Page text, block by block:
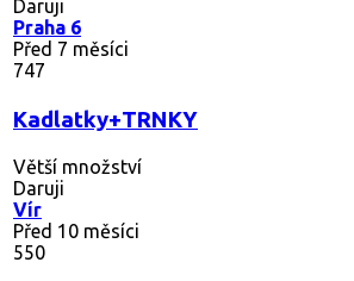
Daruji
Praha 6
Před 7 měsíci
747
Kadlatky+TRNKY
Větší množství
Daruji
Vír
Před 10 měsíci
550